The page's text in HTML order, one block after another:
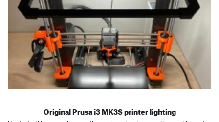
Original Prusa i3 MK3S printer lighting